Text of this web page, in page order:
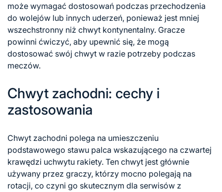
może wymagać dostosowań podczas przechodzenia
do wolejów lub innych uderzeń, ponieważ jest mniej
wszechstronny niż chwyt kontynentalny. Gracze
powinni ćwiczyć, aby upewnić się, że mogą
dostosować swój chwyt w razie potrzeby podczas
meczów.
Chwyt zachodni: cechy i
zastosowania
Chwyt zachodni polega na umieszczeniu
podstawowego stawu palca wskazującego na czwartej
krawędzi uchwytu rakiety. Ten chwyt jest głównie
używany przez graczy, którzy mocno polegają na
rotacji, co czyni go skutecznym dla serwisów z